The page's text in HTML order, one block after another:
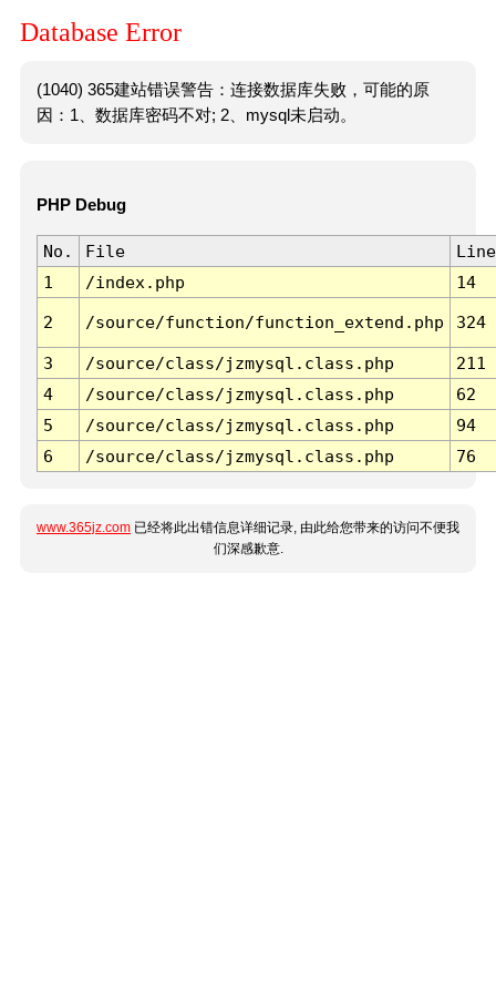
Database Error
(1040) 365建站错误警告：连接数据库失败，可能的原
因：1、数据库密码不对; 2、mysql未启动。
PHP Debug
No. File
Line
1
/index.php 14
2 /source/function/function_extend.php 324
3 /source/class/jzmysql.class.php
211
4
/source/class/jzmysql.class.php
62
5
/source/class/jzmysql.class.php
94
6
/source/class/jzmysql.class.php 76
www.365jz.com 已经将此出错信息详细记录, 由此给您带来的访问不便我
们深感歉意.